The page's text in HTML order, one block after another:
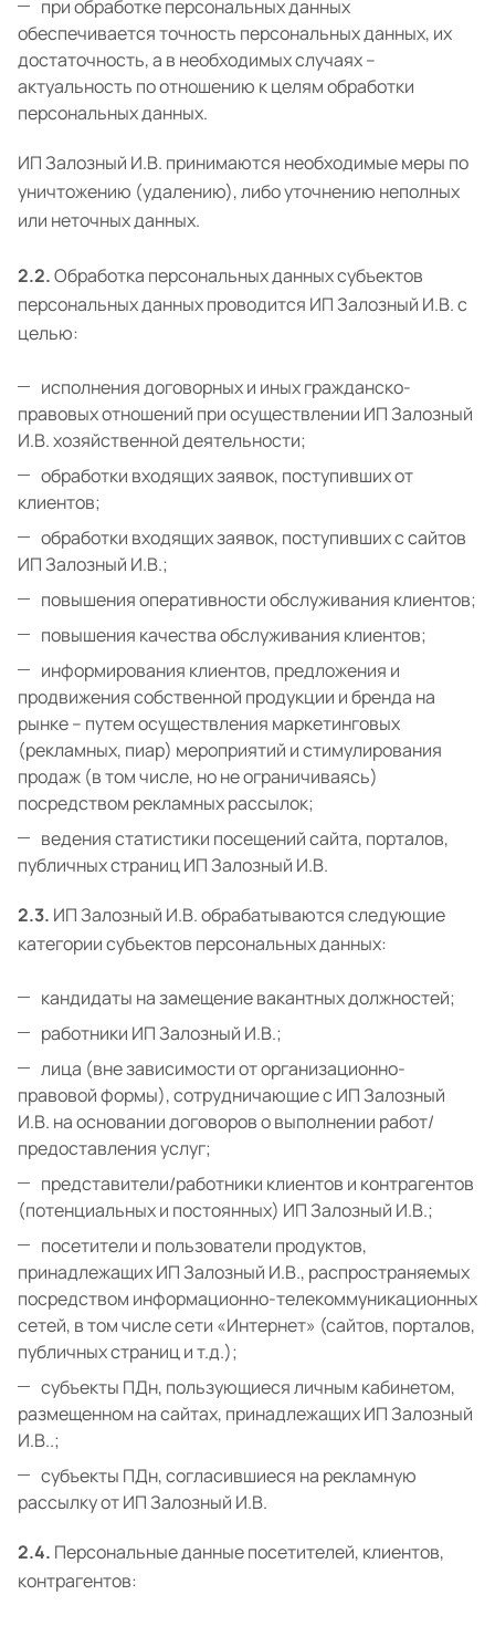
при обработке персональных данных
обеспечивается точность персональных данных, их
достаточность, а в необходимых случаях –
актуальность по отношению к целям обработки
персональных данных.
ИП Залозный И.В. принимаются необходимые меры по
уничтожению (удалению), либо уточнению неполных
или неточных данных.
2.2.Обработка персональных данных субъектов
персональных данных проводится ИП Залозный И.В. с
целью:
исполнения договорных и иных гражданско-
правовых отношений при осуществлении ИП Залозный
И.В. хозяйственной деятельности;
обработки входящих заявок, поступивших от
клиентов;
обработки входящих заявок, поступивших с сайтов
ИП Залозный И.В.;
повышения оперативности обслуживания клиентов;
повышения качества обслуживания клиентов;
информирования клиентов, предложения и
продвижения собственной продукции и бренда на
рынке – путем осуществления маркетинговых
(рекламных, пиар) мероприятий и стимулирования
продаж (в том числе, но не ограничиваясь)
посредством рекламных рассылок;
ведения статистики посещений сайта, порталов,
публичных страниц ИП Залозный И.В.
2.3. ИП Залозный И.В. обрабатываются следующие
категории субъектов персональных данных:
кандидаты на замещение вакантных должностей;
работники ИП Залозный И.В.;
лица (вне зависимости от организационно-
правовой формы), сотрудничающие с ИП Залозный
И.В. на основании договоров о выполнении работ/
предоставления услуг;
представители/работники клиентов и контрагентов
(потенциальных и постоянных) ИП Залозный И.В.;
посетители и пользователи продуктов,
принадлежащих ИП Залозный И.В., распространяемых
посредством информационно-телекоммуникационных
сетей, в том числе сети «Интернет» (сайтов, порталов,
публичных страниц и т.д.);
субъекты ПДн, пользующиеся личным кабинетом,
размещенном на сайтах, принадлежащих ИП Залозный
И.В..;
субъекты ПДн, согласившиеся на рекламную
рассылку от ИП Залозный И.В.
2.4. Персональные данные посетителей, клиентов,
контрагентов: